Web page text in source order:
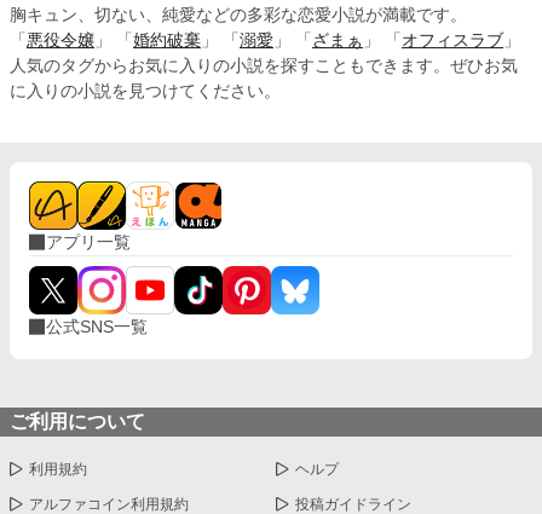
胸キュン、切ない、純愛などの多彩な恋愛小説が満載です。
「 悪役令嬢 」 「 婚約破棄 」 「 溺愛 」 「 ざまぁ 」 「 オフィスラブ 」
人気のタグからお気に入りの小説を探すこともできます。ぜひお気
に入りの小説を見つけてください。
アプリ一覧
公式SNS一覧
ご利用について
利用規約 ヘルプ
アルファコイン利用規約 投稿ガイドライン